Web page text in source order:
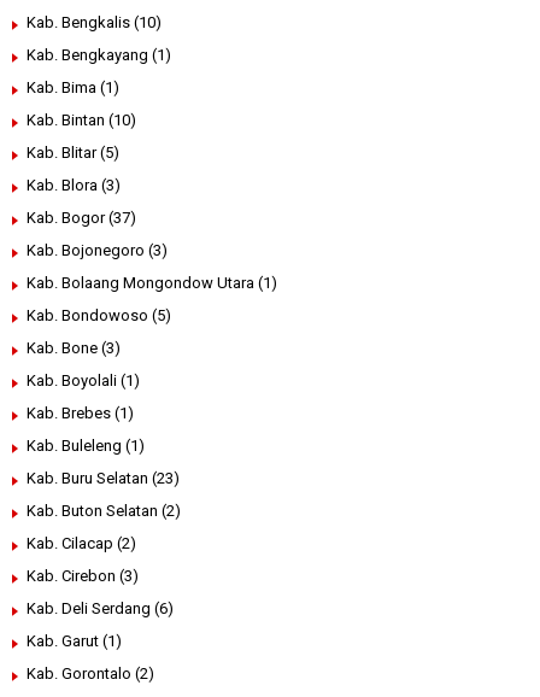
Kab. Bengkalis (10)
Kab. Bengkayang (1)
Kab. Bima (1)
Kab. Bintan (10)
Kab. Blitar (5)
Kab. Blora (3)
Kab. Bogor (37)
Kab. Bojonegoro (3)
Kab. Bolaang Mongondow Utara (1)
Kab. Bondowoso (5)
Kab. Bone (3)
Kab. Boyolali (1)
Kab. Brebes (1)
Kab. Buleleng (1)
Kab. Buru Selatan (23)
Kab. Buton Selatan (2)
Kab. Cilacap (2)
Kab. Cirebon (3)
Kab. Deli Serdang (6)
Kab. Garut (1)
Kab. Gorontalo (2)